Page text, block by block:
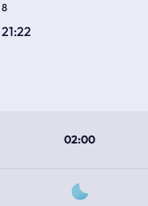
8
21:22
02:00